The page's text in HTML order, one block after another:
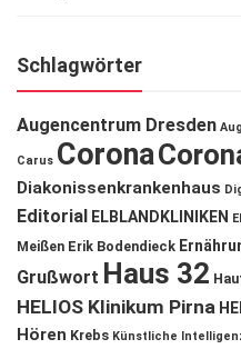
Schlagwörter
Augencentrum Dresden
Carus Corona
Diakonissenkrankenhaus
Editorial ELBLANDKLINIKEN
Meißen Erik Bodendieck
Grußwort Haus 32
HELIOS Klinikum Pirna
Hören Krebs Künstliche